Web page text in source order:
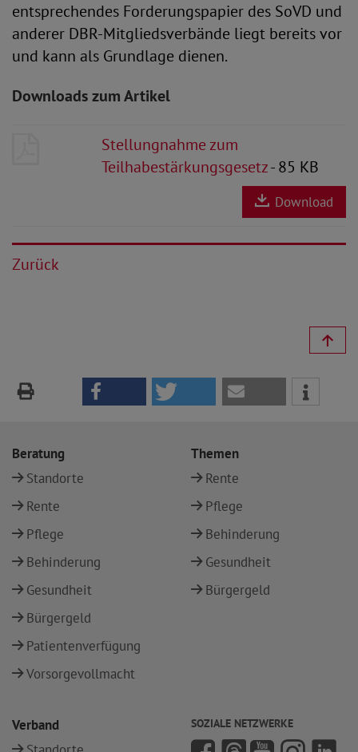
entsprechendes Forderungspapier des SoVD und
anderer DBR-Mitgliedsverbände liegt bereits vor
und kann als Grundlage dienen.
Downloads zum Artikel
Stellungnahme zum
Teilhabestärkungsgesetz- 85 KB
Download
Zurück
Beratung
Standorte
Rente
Pflege
Behinderung
Gesundheit
Bürgergeld
Patientenverfügung
Vorsorgevollmacht
Themen
Rente
Pflege
Behinderung
Gesundheit
Bürgergeld
Verband
SOZIALE NETZWERKE